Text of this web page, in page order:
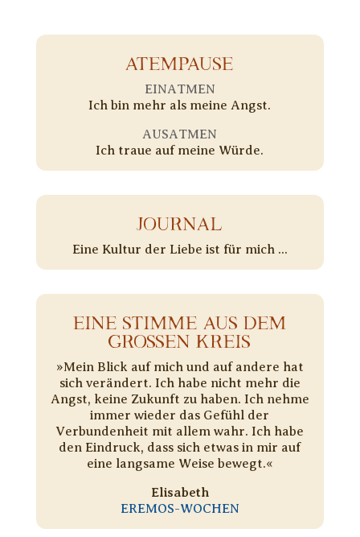
ATEMPAUSE
EINATMEN
Ich bin mehr als meine Angst.
AUSATMEN
Ich traue auf meine Würde.
JOURNAL
Eine Kultur der Liebe ist für mich ...
EINE STIMME AUS DEM
GROSSEN KREIS
»Mein Blick auf mich und auf andere hat
sich verändert. Ich habe nicht mehr die
Angst, keine Zukunft zu haben. Ich nehme
immer wieder das Gefühl der
Verbundenheit mit allem wahr. Ich habe
den Eindruck, dass sich etwas in mir auf
eine langsame Weise bewegt.«
Elisabeth
EREMOS-WOCHEN